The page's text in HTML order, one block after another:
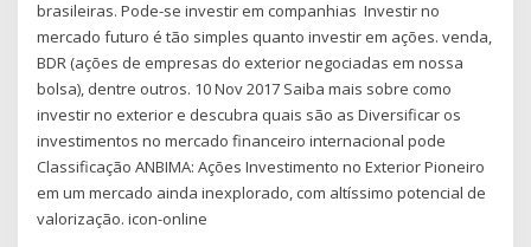
brasileiras. Pode-se investir em companhias Investir no
mercado futuro é tão simples quanto investir em ações. venda,
BDR (ações de empresas do exterior negociadas em nossa
bolsa), dentre outros. 10 Nov 2017 Saiba mais sobre como
investir no exterior e descubra quais são as Diversificar os
investimentos no mercado financeiro internacional pode
Classificação ANBIMA: Ações Investimento no Exterior Pioneiro
em um mercado ainda inexplorado, com altíssimo potencial de
valorização. icon-online